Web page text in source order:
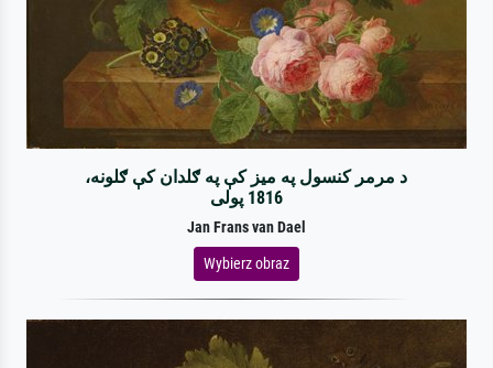
د مرمر کنسول په میز کې په ګلدان کې ګلونه،
1816 پولی
Jan Frans van Dael
Wybierz obraz